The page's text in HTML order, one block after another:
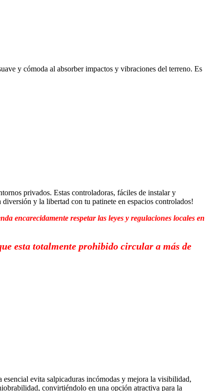
y cómoda al absorber impactos y vibraciones del terreno. Es
privados. Estas controladoras, fáciles de instalar y
y la libertad con tu patinete en espacios controlados!
encarecidamente respetar las leyes y regulaciones locales en
esta totalmente prohibido circular a más de
evita salpicaduras incómodas y mejora la visibilidad,
convirtiéndolo en una opción atractiva para la